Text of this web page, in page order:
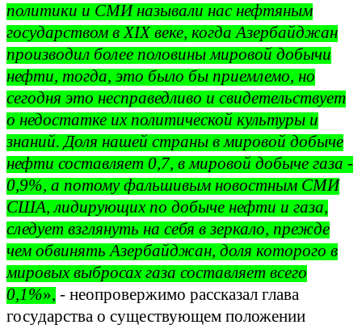
политики и СМИ называли нас нефтяным
государством в XIX веке, когда Азербайджан
производил более половины мировой добычи
нефти, тогда, это было бы приемлемо, но
сегодня это несправедливо и свидетельствует
о недостатке их политической культуры и
знаний. Доля нашей страны в мировой добыче
нефти составляет 0,7, в мировой добыче газа -
0,9%, а потому фальшивым новостным СМИ
США, лидирующих по добыче нефти и газа,
следует взглянуть на себя в зеркало, прежде
чем обвинять Азербайджан, доля которого в
мировых выбросах газа составляет всего
0,1%», - неопровержимо рассказал глава
государства о существующем положении